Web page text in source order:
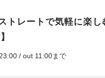
トレートで気軽に楽し
/ out 11:00まで